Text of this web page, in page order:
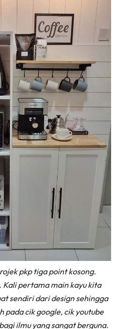
pkp tiga point kosong.
pertama main kayu kita
sendiri dari design sehingga
pada cik google, cik youtube
ilmu yang sangat berguna.